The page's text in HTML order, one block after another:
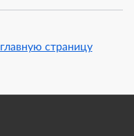
главную страницу